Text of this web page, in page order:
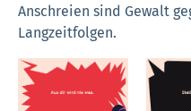
Anschreien sind Gewalt
Langzeitfolgen.